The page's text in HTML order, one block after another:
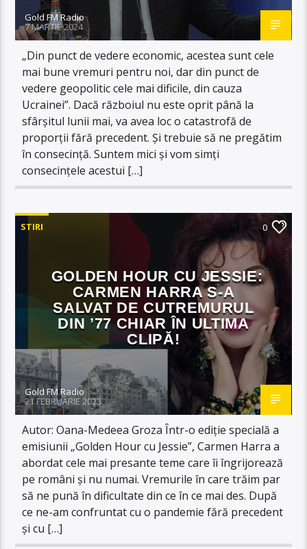
Gold FM Radio
7 MARTIE 2024
„Din punct de vedere economic, acestea sunt cele
mai bune vremuri pentru noi, dar din punct de
vedere geopolitic cele mai dificile, din cauza
Ucrainei”. Dacă războiul nu este oprit până la
sfârșitul lunii mai, va avea loc o catastrofă de
proporții fără precedent. Și trebuie să ne pregătim
în consecință. Suntem mici și vom simți
consecințele acestui […]
STIRI 0
GOLDEN HOUR CU JESSIE:
CARMEN HARRA S-A
SALVAT DE CUTREMURUL
DIN ’77 CHIAR ÎN ULTIMA
CLIPĂ!
Gold FM Radio
21 FEBRUARIE 2023
Autor: Oana-Medeea Groza Într-o ediție specială a
emisiunii „Golden Hour cu Jessie”, Carmen Harra a
abordat cele mai presante teme care îi îngrijorează
pe români și nu numai. Vremurile în care trăim par
să ne pună în dificultate din ce în ce mai des. După
ce ne-am confruntat cu o pandemie fără precedent
și cu […]